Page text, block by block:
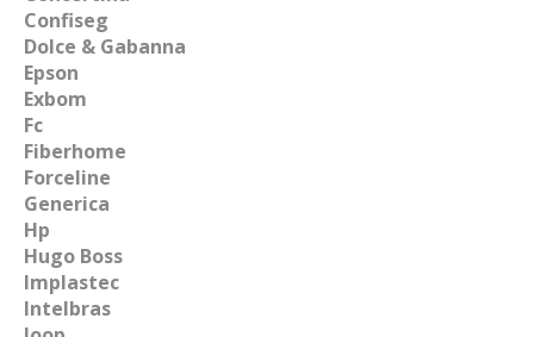
Confiseg
Dolce & Gabanna
Epson
Exbom
Fc
Fiberhome
Forceline
Generica
Hp
Hugo Boss
Implastec
Intelbras